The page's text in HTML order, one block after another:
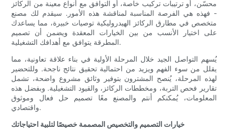
محسّن، أو ترتيبات تركيب خاصة، أو التوافق مع أنواع معينة من الركائز
- فهذه هي الفرصة المناسبة لمناقشة هذه الأمور. سيقدم لك مصنع
متخصص في مطارق الركائز الهيدروليكية توصيات خبيرة، مما يساعدك
على اختيار الأنسب من بين الخيارات المعقدة ويضمن أن تصميم
المطرقة يتوافق مع أهدافك التشغيلية.
يُسهم التواصل الجيد خلال المرحلة الأولية في بناء علاقة تعاونية، مما
يقلل من سوء الفهم ويزيد من احتمالية تحقيق نتائج ناجحة. وللتحضير
لهذه المرحلة، يُنصح المشترون بتوفير وثائق مشروع واضحة، تشمل
تقارير فحص التربة، ومخططات الركائز، والقيود التشغيلية. وبفضل هذه
المعلومات، يُمكنكم أنتم والمصنع معًا تصميم حل فعال وموثوق
واقتصادي.
خيارات التصميم والتخصيص المصممة خصيصًا لتلبية احتياجاتك